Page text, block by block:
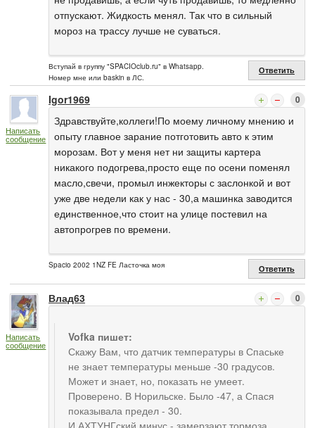
отпускают. Жидкость менял. Так что в сильный
мороз на трассу лучше не суваться.
Вступай в группу "SPACIOclub.ru" в Whatsapp.
Номер мне или baskin в ЛС.
Ответить
Написать
сообщение
Igor1969 0
Здравствуйте,коллеги!По моему личному мнению и
опыту главное зарание потготовить авто к этим
морозам. Вот у меня нет ни защиты картера
никакого подогрева,просто еще по осени поменял
масло,свечи, промыл инжекторы с заслонкой и вот
уже две недели как у нас - 30,а машинка заводится
единственное,что стоит на улице постевил на
автопрогрев по времени.
Spacio 2002 1NZ FE Ласточка моя Ответить
Написать
сообщение
Влад63 0
Vofka пишет:
Скажу Вам, что датчик температуры в Спаське
не знает температуры меньше -30 градусов.
Может и знает, но, показать не умеет.
Проверено. В Норильске. Было -47, а Спася
показывала предел - 30.